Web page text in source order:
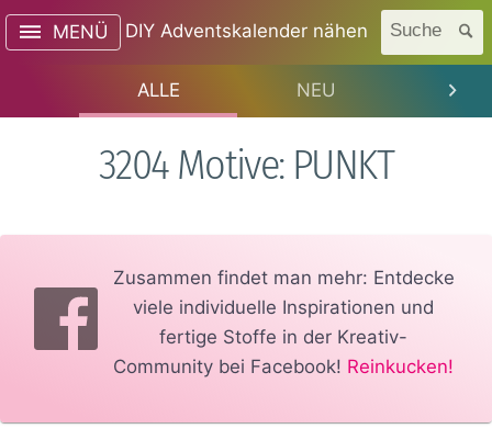
MENÜ DIY Adventskalender nähen Suche
ALLE NEU
3204 Motive: PUNKT
Zusammen findet man mehr: Entdecke
viele individuelle Inspirationen und
fertige Stoffe in der Kreativ-
Community bei Facebook! Reinkucken!